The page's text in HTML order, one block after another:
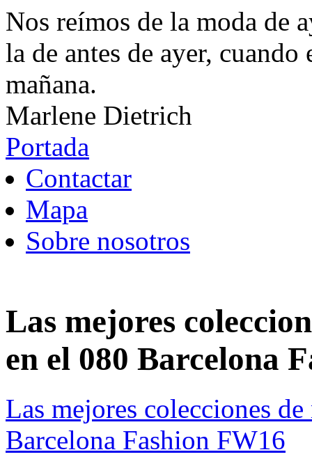
Nos reímos de la moda de
la de antes de ayer,
mañana.
Marlene Dietrich
Portada
Contactar
Mapa
Sobre nosotros
Las mejores
en el 080 Barcelona
Las mejores colecciones
Barcelona Fashion FW16